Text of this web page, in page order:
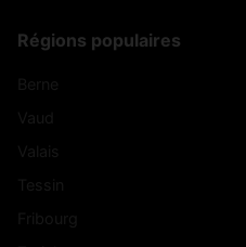
Régions populaires